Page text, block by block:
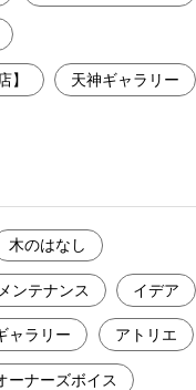
】 天神ギャラリー
木のはなし
ンテナンス イデア
ャラリー アトリエ
ーナーズボイス